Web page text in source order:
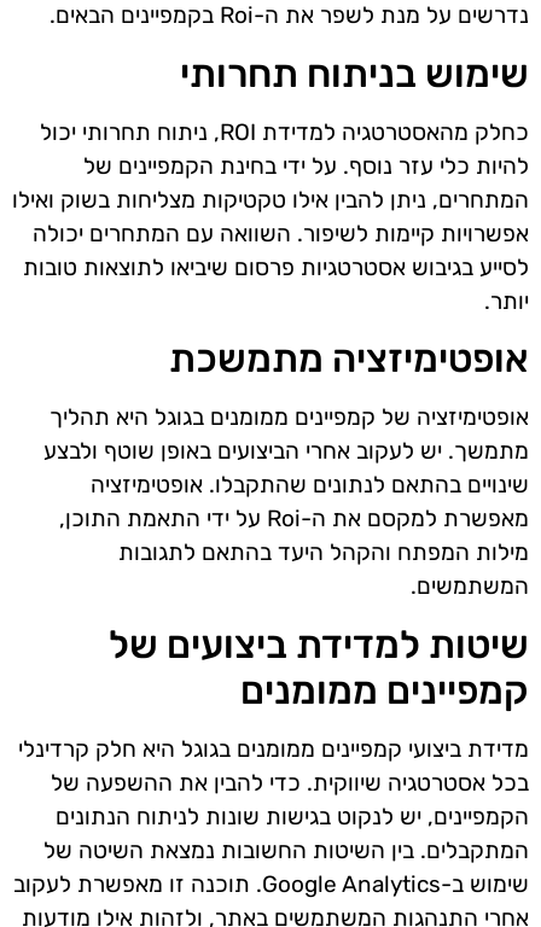
נדרשים על מנת לשפר את ה-Roi בקמפיינים הבאים.
שימוש בניתוח תחרותי
כחלק מהאסטרטגיה למדידת ROI, ניתוח תחרותי יכול
להיות כלי עזר נוסף. על ידי בחינת הקמפיינים של
המתחרים, ניתן להבין אילו טקטיקות מצליחות בשוק ואילו
אפשרויות קיימות לשיפור. השוואה עם המתחרים יכולה
לסייע בגיבוש אסטרטגיות פרסום שיביאו לתוצאות טובות
יותר.
אופטימיזציה מתמשכת
אופטימיזציה של קמפיינים ממומנים בגוגל היא תהליך
מתמשך. יש לעקוב אחרי הביצועים באופן שוטף ולבצע
שינויים בהתאם לנתונים שהתקבלו. אופטימיזציה
מאפשרת למקסם את ה-Roi על ידי התאמת התוכן,
מילות המפתח והקהל היעד בהתאם לתגובות
המשתמשים.
שיטות למדידת ביצועים של
קמפיינים ממומנים
מדידת ביצועי קמפיינים ממומנים בגוגל היא חלק קרדינלי
בכל אסטרטגיה שיווקית. כדי להבין את ההשפעה של
הקמפיינים, יש לנקוט בגישות שונות לניתוח הנתונים
המתקבלים. בין השיטות החשובות נמצאת השיטה של
שימוש ב-Google Analytics. תוכנה זו מאפשרת לעקוב
אחרי התנהגות המשתמשים באתר, ולזהות אילו מודעות